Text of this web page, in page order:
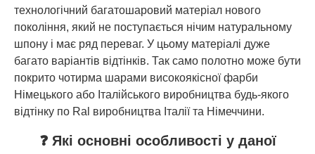
технологічний багатошаровий матеріал нового
покоління, який не поступається нічим натуральному
шпону і має ряд переваг. У цьому матеріалі дуже
багато варіантів відтінків. Так само полотно може бути
покрито чотирма шарами високоякісної фарби
Німецького або Італійського виробництва будь-якого
відтінку по Ral виробництва Італії та Німеччини.
❓ Які основні особливості у даної